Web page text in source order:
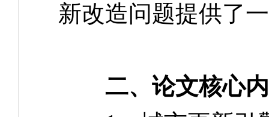
新改造问题提供了
二、论文核心